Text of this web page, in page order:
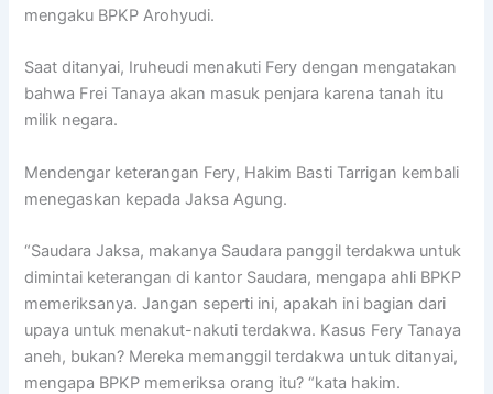
mengaku BPKP Arohyudi.
Saat ditanyai, Iruheudi menakuti Fery dengan mengatakan
bahwa Frei Tanaya akan masuk penjara karena tanah itu
milik negara.
Mendengar keterangan Fery, Hakim Basti Tarrigan kembali
menegaskan kepada Jaksa Agung.
“Saudara Jaksa, makanya Saudara panggil terdakwa untuk
dimintai keterangan di kantor Saudara, mengapa ahli BPKP
memeriksanya. Jangan seperti ini, apakah ini bagian dari
upaya untuk menakut-nakuti terdakwa. Kasus Fery Tanaya
aneh, bukan? Mereka memanggil terdakwa untuk ditanyai,
mengapa BPKP memeriksa orang itu? “kata hakim.